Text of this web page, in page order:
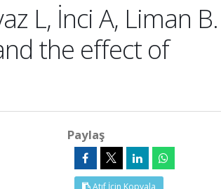
L, İnci A, Liman B.
the effect of
Paylaş
Atıf İçin Kopyala